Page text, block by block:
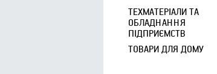
ТЕХМАТЕРІАЛИ ТА
ОБЛАДНАННЯ
ПІДПРИЄМСТВ
ТОВАРИ ДЛЯ ДОМУ